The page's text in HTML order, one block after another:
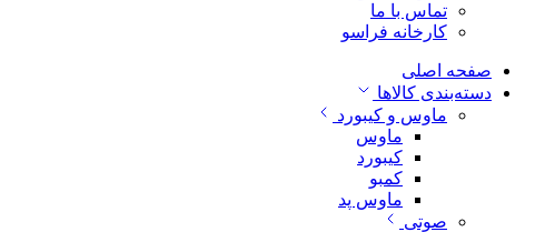
تماس با ما
کارخانه فراسو
صفحه اصلی
دسته‌بندی کالاها
ماوس و کیبورد
ماوس
کیبورد
کمبو
ماوس پد
صوتی